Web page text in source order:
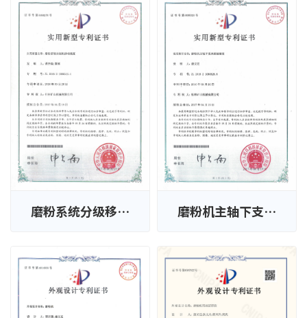
磨粉系统分级移动 磨粉机主轴下支承